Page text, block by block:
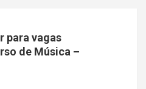
para vagas
de Música –